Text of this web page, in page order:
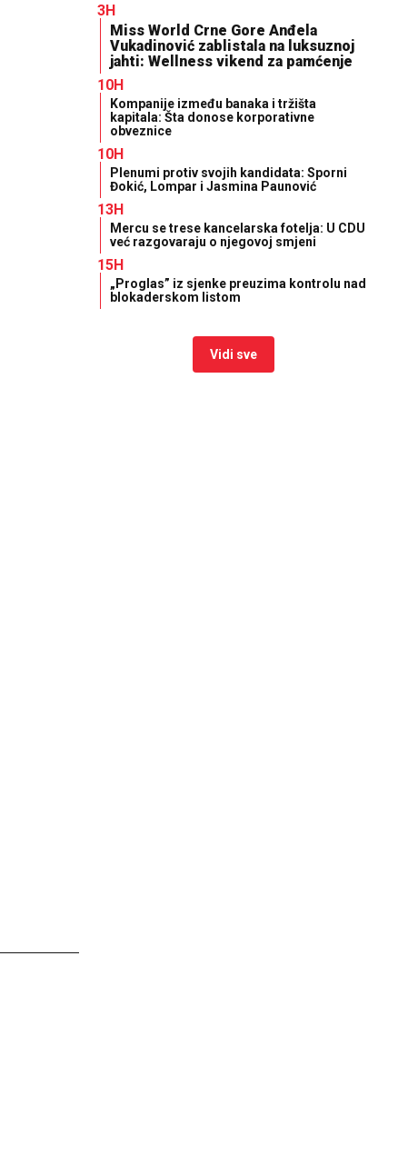
3H
Miss World Crne Gore Anđela
Vukadinović zablistala na luksuznoj
jahti: Wellness vikend za pamćenje
10H
Kompanije između banaka i tržišta
kapitala: Šta donose korporativne
obveznice
10H
Plenumi protiv svojih kandidata: Sporni
Đokić, Lompar i Jasmina Paunović
13H
Mercu se trese kancelarska fotelja: U CDU
već razgovaraju o njegovoj smjeni
15H
„Proglas” iz sjenke preuzima kontrolu nad
blokaderskom listom
Vidi sve